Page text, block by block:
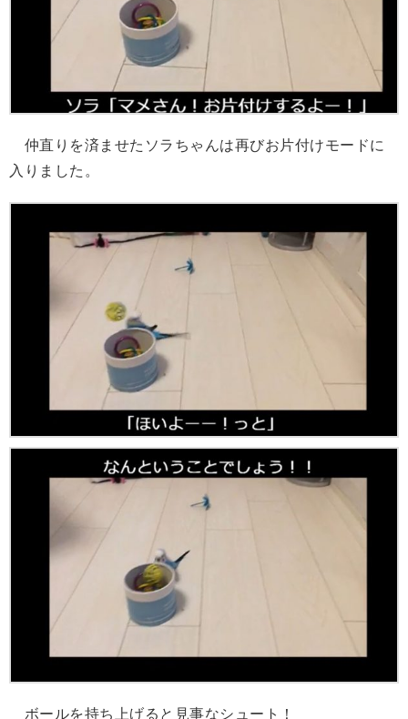
仲直りを済ませたソラちゃんは再びお片付けモードに
入りました。
ボールを持ち上げると見事なシュート！